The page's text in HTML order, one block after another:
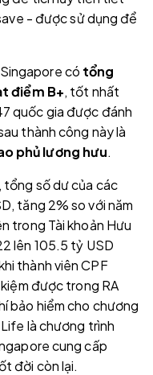
- được sử dụng để
có tổng
điểm B+, tốt nhất
quốc gia được đánh
thành công này là
phủ lương hưu.
số dư của các
tăng 2% so với năm
trong Tài khoản Hưu
lên 105.5 tỷ USD
thành viên CPF
được trong RA
bảo hiểm cho chương
là chương trình
cung cấp
đời còn lại.